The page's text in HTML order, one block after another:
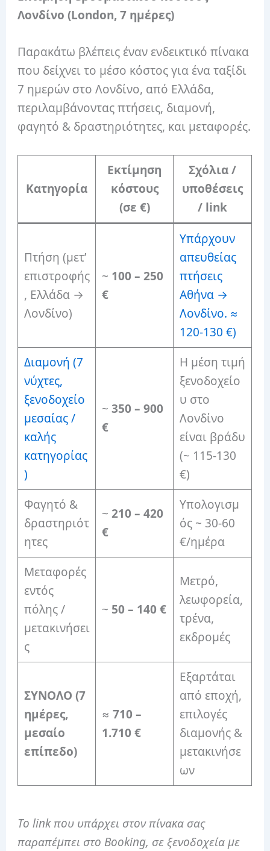
Λονδίνο (London, 7 ημέρες)
Παρακάτω βλέπεις έναν ενδεικτικό πίνακα
που δείχνει το μέσο κόστος για ένα ταξίδι
7 ημερών στο Λονδίνο, από Ελλάδα,
περιλαμβάνοντας πτήσεις, διαμονή,
φαγητό & δραστηριότητες, και μεταφορές.
Κατηγορία
Εκτίμηση
κόστους
(σε €)
Σχόλια /
υποθέσεις
/ link
Πτήση (μετ’
επιστροφής
, Ελλάδα →
Λονδίνο)
~ 100 – 250
€
Υπάρχουν
απευθείας
πτήσεις
Αθήνα →
Λονδίνο. ≈
120-130 €)
Διαμονή (7
νύχτες,
ξενοδοχείο
μεσαίας /
καλής
κατηγορίας
)
~ 350 – 900
€
Η μέση τιμή
ξενοδοχείο
υ στο
Λονδίνο
είναι βράδυ
(~ 115-130
€)
Φαγητό &
δραστηριότ
ητες
~ 210 – 420
€
Υπολογισμ
ός ~ 30-60
€/ημέρα
Μεταφορές
εντός
πόλης /
μετακινήσει
ς
~ 50 – 140 €
Μετρό,
λεωφορεία,
τρένα,
εκδρομές
ΣΥΝΟΛΟ (7
ημέρες,
μεσαίο
επίπεδο)
≈ 710 –
1.710 €
Εξαρτάται
από εποχή,
επιλογές
διαμονής &
μετακινήσε
ων
Το link που υπάρχει στον πίνακα σας
παραπέμπει στο Booking, σε ξενοδοχεία με